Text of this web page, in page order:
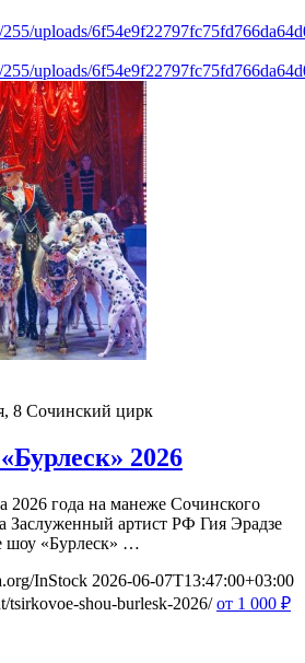
uploads/
uploads/
8 Сочинский цирк
2026
2026 года на манеже Сочинского
Заслуженный артист РФ Гия Эрадзе
шоу «Бурлеск» …
InStock 2026-06-07T13:47:00+03:00
tsirkovoe-shou-burlesk-2026/ от 1 000 ₽